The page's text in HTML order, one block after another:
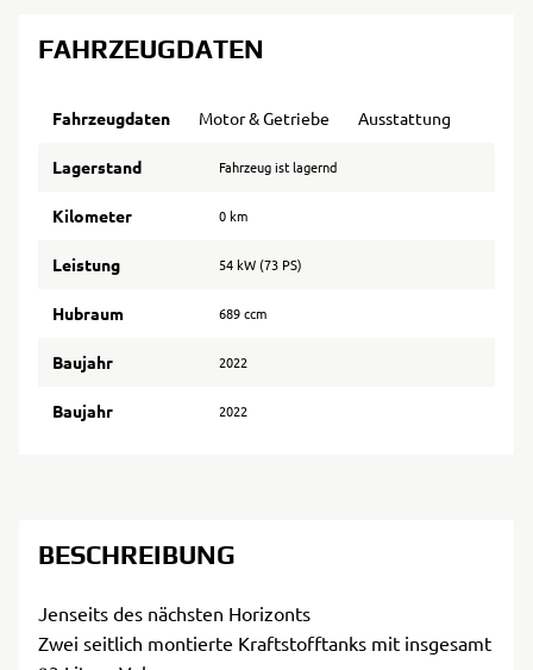
FAHRZEUGDATEN
Fahrzeugdaten Motor & Getriebe Ausstattung
Lagerstand Fahrzeug ist lagernd
Kilometer 0 km
Leistung 54 kW (73 PS)
Hubraum 689 ccm
Baujahr 2022
Baujahr 2022
BESCHREIBUNG
Jenseits des nächsten Horizonts
Zwei seitlich montierte Kraftstofftanks mit insgesamt